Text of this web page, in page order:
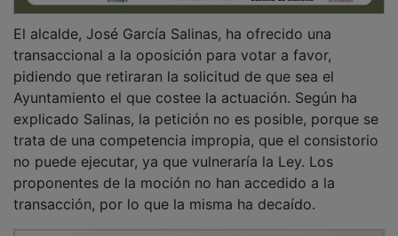
transaccional a la oposición para votar a favor,
pidiendo que retiraran la solicitud de que sea el
Ayuntamiento el que costee la actuación. Según ha
explicado Salinas, la petición no es posible, porque se
trata de una competencia impropia, que el consistorio
no puede ejecutar, ya que vulneraría la Ley. Los
proponentes de la moción no han accedido a la
transacción, por lo que la misma ha decaído.